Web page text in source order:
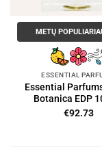
METŲ
ESSENTIAL
Essential
Botanica EDP
€92.73